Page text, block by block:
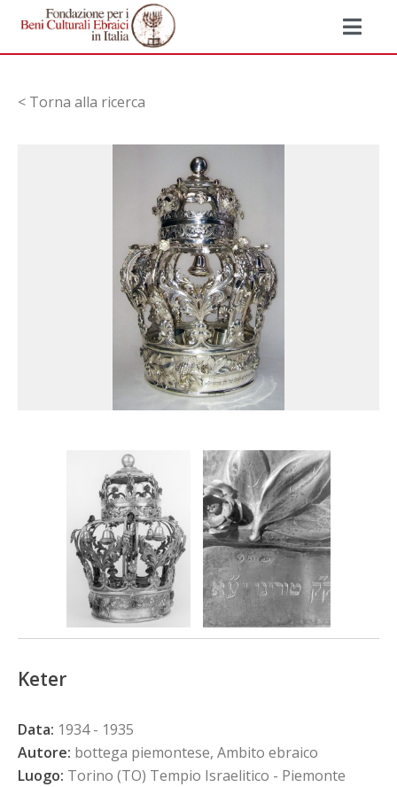
< Torna alla ricerca
Keter
Data: 1934 - 1935
Autore: bottega piemontese, Ambito ebraico
Luogo: Torino (TO) Tempio Israelitico - Piemonte